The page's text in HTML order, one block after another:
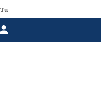
Turbina eólica